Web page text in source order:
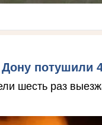
Дону потушили
шесть раз